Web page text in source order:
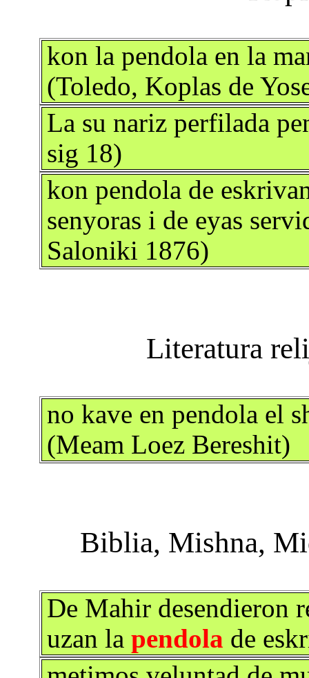
kon la pendola en la
(Toledo, Koplas de
La su nariz perfilada
sig 18)
kon pendola de
senyoras i de eyas
Saloniki 1876)
no kave en pendola el
(Meam Loez Bereshit)
De Mahir desendieron
uzan lapendola de